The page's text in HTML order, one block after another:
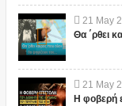
21 May
Θα ΄ρθει
21 May
Η φοβερή